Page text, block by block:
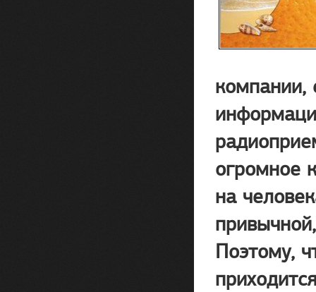
компании,
огромное
на
Поэтому,